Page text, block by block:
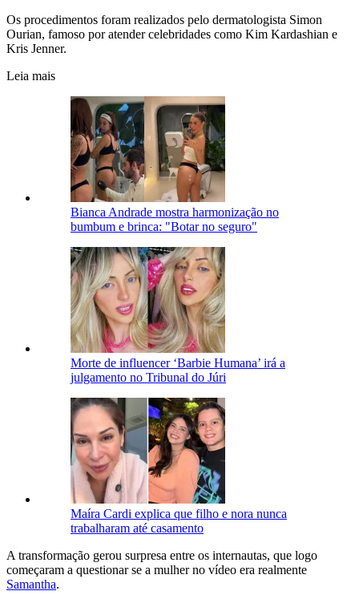
Os procedimentos foram realizados pelo dermatologista Simon
Ourian, famoso por atender celebridades como Kim Kardashian e
Kris Jenner.
Leia mais
Bianca Andrade mostra harmonização no
bumbum e brinca: "Botar no seguro"
Morte de influencer ‘Barbie Humana’ irá a
julgamento no Tribunal do Júri
Maíra Cardi explica que filho e nora nunca
trabalharam até casamento
A transformação gerou surpresa entre os internautas, que logo
começaram a questionar se a mulher no vídeo era realmente
Samantha.